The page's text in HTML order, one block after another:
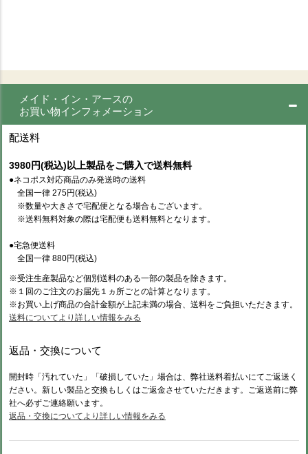
メイド・イン・アースの
お買い物インフォメーション
配送料
3980円(税込)以上製品をご購入で送料無料
●ネコポス対応商品のみ発送時の送料
全国一律 275円(税込)
※数量や大きさで宅配便となる場合もございます。
※送料無料対象の際は宅配便も送料無料となります。
●宅急便送料
全国一律 880円(税込)
※受注生産製品など個別送料のある一部の製品を除きます。
※１回のご注文のお届先１ヵ所ごとの計算となります。
※お買い上げ商品の合計金額が上記未満の場合、送料をご負担いただきます。
送料についてより詳しい情報をみる
返品・交換について
開封時「汚れていた」「破損していた」場合は、弊社送料着払いにてご返送く
ださい。新しい製品と交換もしくはご返金させていただきます。ご返送前に弊
社へ必ずご連絡願います。
返品・交換についてより詳しい情報をみる